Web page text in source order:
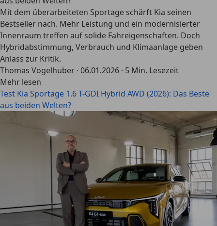
Mit dem überarbeiteten Sportage schärft Kia seinen
Bestseller nach. Mehr Leistung und ein modernisierter
Innenraum treffen auf solide Fahreigenschaften. Doch
Hybridabstimmung, Verbrauch und Klimaanlage geben
Anlass zur Kritik.
Thomas Vogelhuber · 06.01.2026 · 5 Min. Lesezeit
Mehr lesen
Test Kia Sportage 1.6 T-GDI Hybrid AWD (2026): Das Beste
aus beiden Welten?